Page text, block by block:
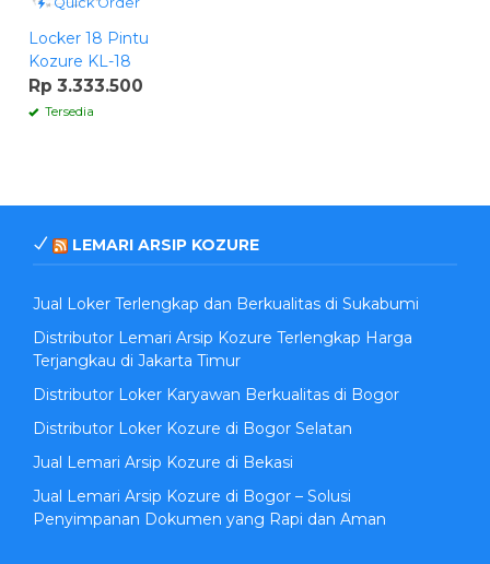
Locker 18 Pintu
Kozure KL-18
Rp 3.333.500
Tersedia
LEMARI ARSIP KOZURE
Jual Loker Terlengkap dan Berkualitas di Sukabumi
Distributor Lemari Arsip Kozure Terlengkap Harga
Terjangkau di Jakarta Timur
Distributor Loker Karyawan Berkualitas di Bogor
Distributor Loker Kozure di Bogor Selatan
Jual Lemari Arsip Kozure di Bekasi
Jual Lemari Arsip Kozure di Bogor – Solusi
Penyimpanan Dokumen yang Rapi dan Aman